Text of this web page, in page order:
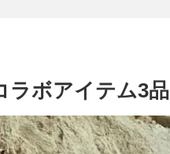
ラボアイテム3品